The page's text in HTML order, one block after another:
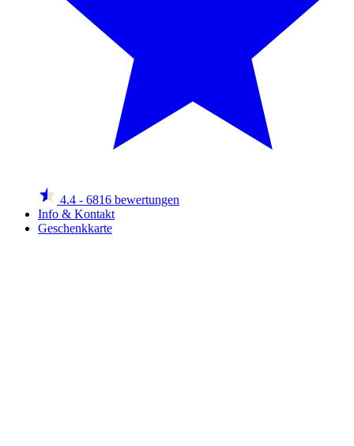
4.4 - 6816 bewertungen
Info & Kontakt
Geschenkkarte